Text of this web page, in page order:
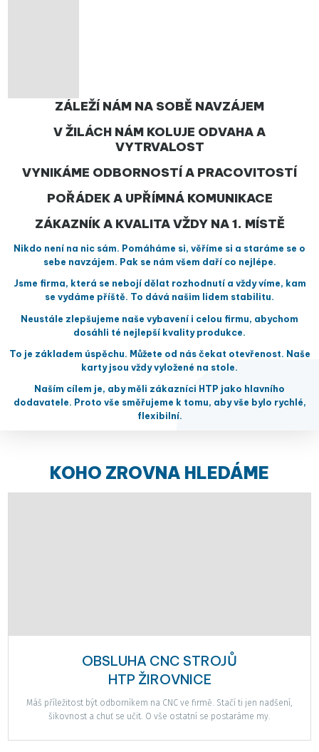
ZÁLEŽÍ NÁM NA SOBĚ NAVZÁJEM
V ŽILÁCH NÁM KOLUJE ODVAHA A
VYTRVALOST
VYNIKÁME ODBORNOSTÍ A PRACOVITOSTÍ
POŘÁDEK A UPŘÍMNÁ KOMUNIKACE
ZÁKAZNÍK A KVALITA VŽDY NA 1. MÍSTĚ
Nikdo není na nic sám. Pomáháme si, věříme si a staráme se o
sebe navzájem. Pak se nám všem daří co nejlépe.
Jsme firma, která se nebojí dělat rozhodnutí a vždy víme, kam
se vydáme příště. To dává našim lidem stabilitu.
Neustále zlepšujeme naše vybavení i celou firmu, abychom
dosáhli té nejlepší kvality produkce.
To je základem úspěchu. Můžete od nás čekat otevřenost. Naše
karty jsou vždy vyložené na stole.
Naším cílem je, aby měli zákazníci HTP jako hlavního
dodavatele. Proto vše směřujeme k tomu, aby vše bylo rychlé,
flexibilní.
KOHO ZROVNA HLEDÁME
OBSLUHA CNC STROJŮ
HTP ŽIROVNICE
Máš příležitost být odborníkem na CNC ve firmě. Stačí ti jen nadšení,
šikovnost a chuť se učit. O vše ostatní se postaráme my.